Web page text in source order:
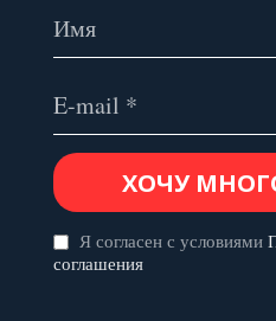
Я согласен с условиями
соглашения